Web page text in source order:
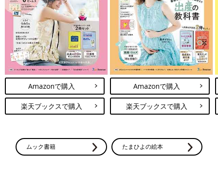
Amazonで購入
楽天ブックスで購入
Amazonで購入
楽天ブックスで購入
ムック書籍 たまひよの絵本